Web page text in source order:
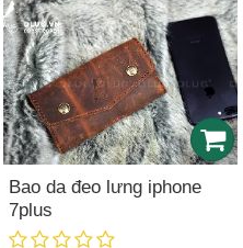
Bao da đeo lưng iphone
7plus